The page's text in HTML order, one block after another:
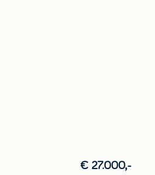
€ 27.000,-